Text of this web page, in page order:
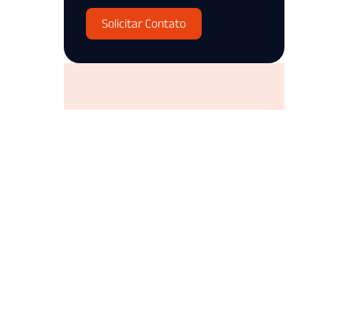
Solicitar Contato